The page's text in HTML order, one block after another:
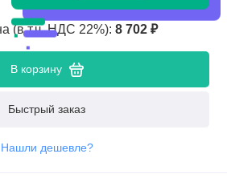
(в т.ч. НДС 22%): 8 702 ₽
В корзину
Быстрый заказ
Нашли дешевле?